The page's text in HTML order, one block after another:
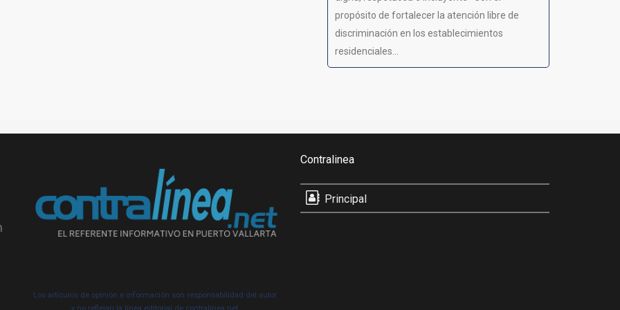
propósito de fortalecer la atención libre de
discriminación en los establecimientos
residenciales...
Los artículos de opinión e información son responsabilidad del autor
Contralinea
Principal